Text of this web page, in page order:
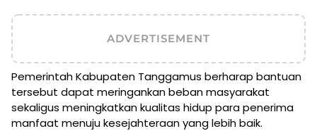
ADVERTISEMENT
Pemerintah Kabupaten Tanggamus berharap bantuan
tersebut dapat meringankan beban masyarakat
sekaligus meningkatkan kualitas hidup para penerima
manfaat menuju kesejahteraan yang lebih baik.